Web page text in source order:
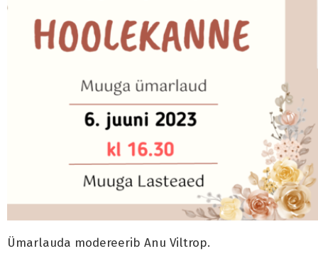
Ümarlauda modereerib Anu Viltrop.